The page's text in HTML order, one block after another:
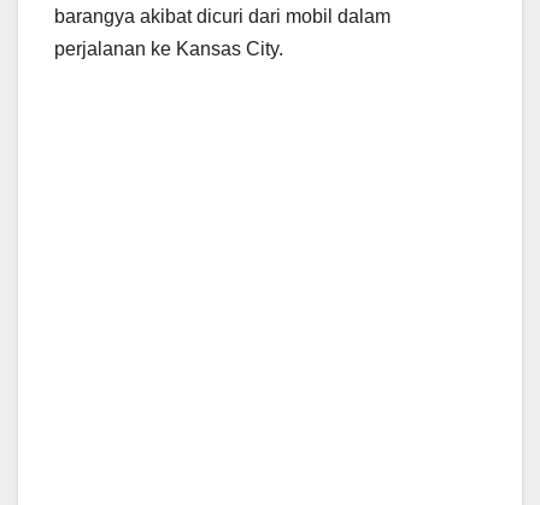
barangya akibat dicuri dari mobil dalam
perjalanan ke Kansas City.